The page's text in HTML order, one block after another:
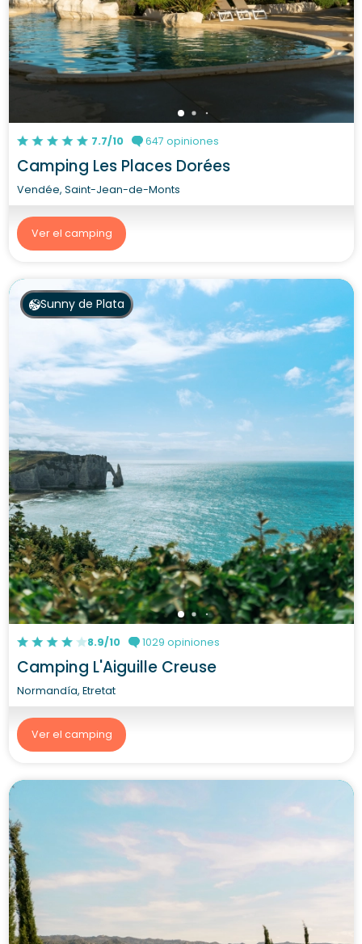
7.7/10 647 opiniones
Camping Les Places Dorées
Vendée, Saint-Jean-de-Monts
Ver el camping
Sunny de Plata
8.9/10 1029 opiniones
Camping L'Aiguille Creuse
Normandía, Etretat
Ver el camping